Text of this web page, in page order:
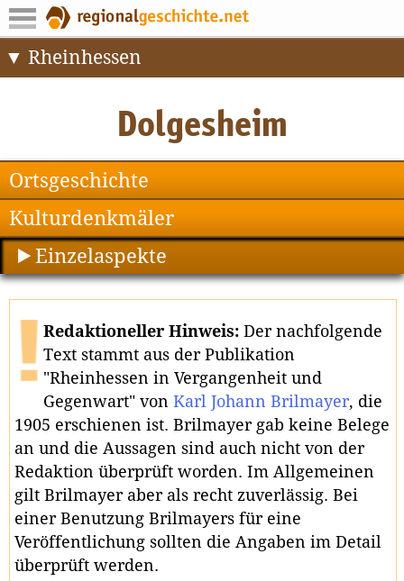
Rheinhessen
Ortsgeschichte
Kulturdenkmäler
Einzelaspekte
Redaktioneller Hinweis: Der nachfolgende
Text stammt aus der Publikation
"Rheinhessen in Vergangenheit und
Gegenwart" von Karl Johann Brilmayer, die
1905 erschienen ist. Brilmayer gab keine Belege
an und die Aussagen sind auch nicht von der
Redaktion überprüft worden. Im Allgemeinen
gilt Brilmayer aber als recht zuverlässig. Bei
einer Benutzung Brilmayers für eine
Veröffentlichung sollten die Angaben im Detail
überprüft werden.